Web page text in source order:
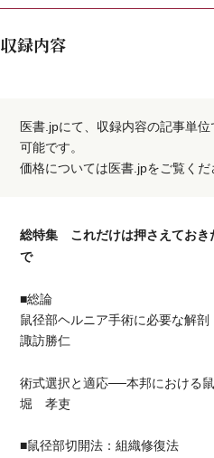
※
収録内容
医書.jpにて、収録内容の記事単
可能です。
価格については医書.jpをご覧くだ
総特集 これだけは押さえておき
で
■総論
鼠径部ヘルニア手術に必要な解剖
諏訪勝仁
術式選択と適応──本邦における
堀 孝吏
■鼠径部切開法：組織修復法